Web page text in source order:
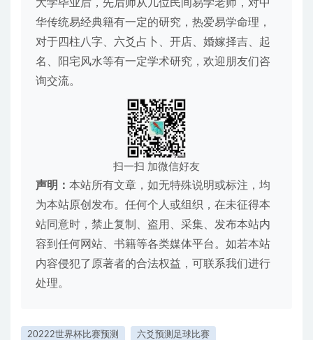
大学毕业后，先后师从几位民间易学老师，对中
华传统易经典籍有一定的研究，热爱易学命理，
对于四柱八字、六爻占卜、开店、婚嫁择吉、起
名、阳宅风水等有一定学术研究，欢迎朋友们咨
询交流。
扫一扫 加微信好友
声明： 本站所有文章，如无特殊说明或标注，均
为本站原创发布。任何个人或组织，在未征得本
站同意时，禁止复制、盗用、采集、发布本站内
容到任何网站、书籍等各类媒体平台。如若本站
内容侵犯了原著者的合法权益，可联系我们进行
处理。
20222世界杯比赛预测 六爻预测足球比赛